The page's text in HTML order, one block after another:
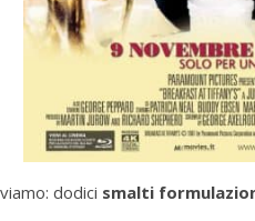
dodici smalti